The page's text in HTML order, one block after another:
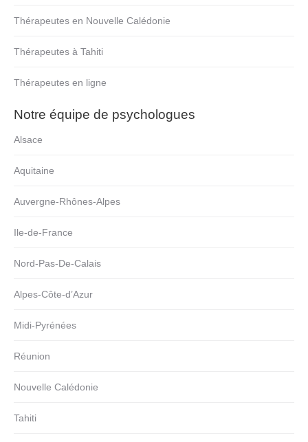
Thérapeutes en Nouvelle Calédonie
Thérapeutes à Tahiti
Thérapeutes en ligne
Notre équipe de psychologues
Alsace
Aquitaine
Auvergne-Rhônes-Alpes
Ile-de-France
Nord-Pas-De-Calais
Alpes-Côte-d’Azur
Midi-Pyrénées
Réunion
Nouvelle Calédonie
Tahiti